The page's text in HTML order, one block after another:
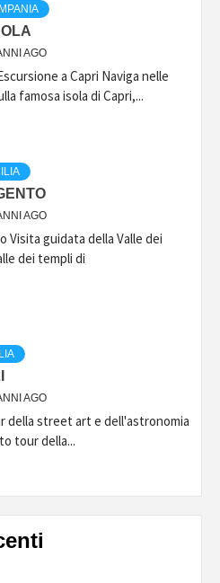
AGO
a Capri Naviga nelle
famosa isola di Capri,...
AGO
Visita guidata della Valle dei
dei templi di
AGO
della street art e dell'astronomia
tour della...